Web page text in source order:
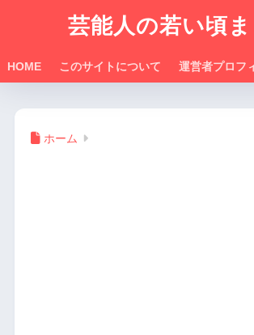
芸能人の若い頃
HOME このサイトについて 運営者プロフ
ホーム